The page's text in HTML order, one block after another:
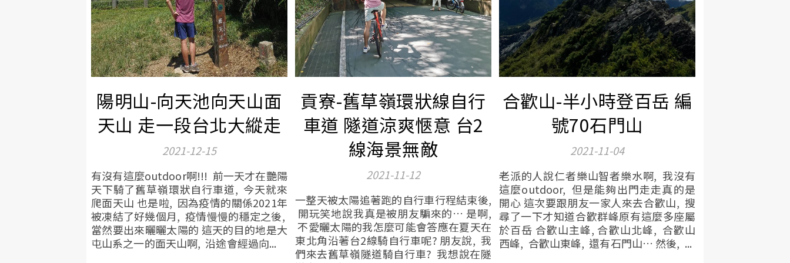
陽明山-向天池向天山面
天山 走一段台北大縱走
2021-12-15
有沒有這麼outdoor啊!!! 前一天才在艷陽
天下騎了舊草嶺環狀自行車道, 今天就來
爬面天山 也是啦, 因為疫情的關係2021年
被凍結了好幾個月, 疫情慢慢的穩定之後,
當然要出來曬曬太陽的 這天的目的地是大
屯山系之一的面天山啊, 沿途會經過向...
貢寮-舊草嶺環狀線自行
車道 隧道涼爽愜意 台2
線海景無敵
2021-11-12
一整天被太陽追著跑的自行車行程結束後,
開玩笑地說我真是被朋友騙來的… 是啊,
不愛曬太陽的我怎麼可能會答應在夏天在
東北角沿著台2線騎自行車呢? 朋友說, 我
們來去舊草嶺隧道騎自行車? 我想說在隧
合歡山-半小時登百岳 編
號70石門山
2021-11-04
老派的人說仁者樂山智者樂水啊, 我沒有
這麼outdoor, 但是能夠出門走走真的是
開心 這次要跟朋友一家人來去合歡山, 搜
尋了一下才知道合歡群峰原有這麼多座屬
於百岳 合歡山主峰, 合歡山北峰, 合歡山
西峰, 合歡山東峰, 還有石門山… 然後, ...